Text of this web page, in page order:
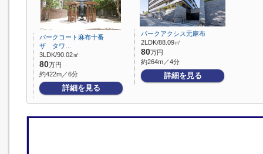
パークコート麻布十番
ザ タワ…
3LDK/90.02㎡
80万円
約422m／6分
詳細を見る
パークアクシス元麻布
2LDK/88.09㎡
80万円
約264m／4分
詳細を見る